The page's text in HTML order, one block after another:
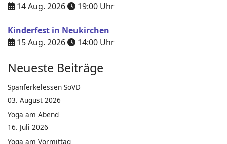
14 Aug. 2026
19:00 Uhr
Kinderfest in Neukirchen
15 Aug. 2026
14:00 Uhr
Neueste Beiträge
Spanferkelessen SoVD
03. August 2026
Yoga am Abend
16. Juli 2026
Yoga am Vormittag